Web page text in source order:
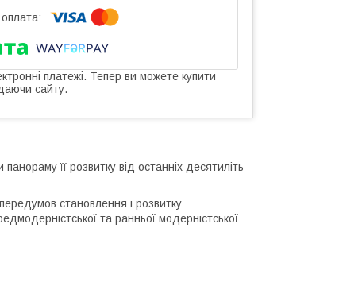
платежі. Тепер ви можете купити
сайту.
її розвитку від останніх десятиліть
становлення і розвитку
та ранньої модерністської